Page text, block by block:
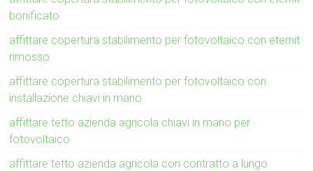
bonificato
affittare copertura stabilimento per fotovoltaico con eternit
rimosso
affittare copertura stabilimento per fotovoltaico con
installazione chiavi in mano
affittare tetto azienda agricola chiavi in mano per
fotovoltaico
affittare tetto azienda agricola con contratto a lungo